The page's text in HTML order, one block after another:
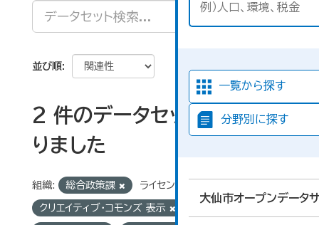
一覧から探す
分野別に探す
大仙市オープンデータ
並び順
2 件のデータセットが見つか
りました
組織: 総合政策課 ライセンス:
クリエイティブ・コモンズ 表示